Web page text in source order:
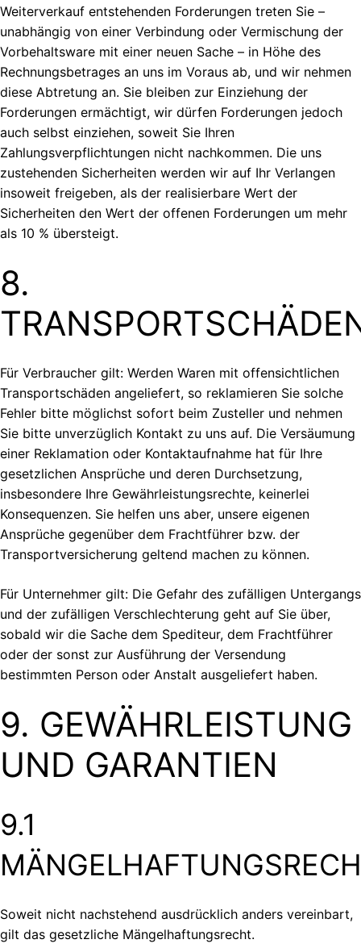
Weiterverkauf entstehenden Forderungen treten Sie –
unabhängig von einer Verbindung oder Vermischung der
Vorbehaltsware mit einer neuen Sache – in Höhe des
Rechnungsbetrages an uns im Voraus ab, und wir nehmen
diese Abtretung an. Sie bleiben zur Einziehung der
Forderungen ermächtigt, wir dürfen Forderungen jedoch
auch selbst einziehen, soweit Sie Ihren
Zahlungsverpflichtungen nicht nachkommen. Die uns
zustehenden Sicherheiten werden wir auf Ihr Verlangen
insoweit freigeben, als der realisierbare Wert der
Sicherheiten den Wert der offenen Forderungen um mehr
als 10 % übersteigt.
8.
Für Verbraucher gilt: Werden Waren mit offensichtlichen
Transportschäden angeliefert, so reklamieren Sie solche
Fehler bitte möglichst sofort beim Zusteller und nehmen
Sie bitte unverzüglich Kontakt zu uns auf. Die Versäumung
einer Reklamation oder Kontaktaufnahme hat für Ihre
gesetzlichen Ansprüche und deren Durchsetzung,
insbesondere Ihre Gewährleistungsrechte, keinerlei
Konsequenzen. Sie helfen uns aber, unsere eigenen
Ansprüche gegenüber dem Frachtführer bzw. der
Transportversicherung geltend machen zu können.
Für Unternehmer gilt: Die Gefahr des zufälligen Untergangs
und der zufälligen Verschlechterung geht auf Sie über,
sobald wir die Sache dem Spediteur, dem Frachtführer
oder der sonst zur Ausführung der Versendung
bestimmten Person oder Anstalt ausgeliefert haben.
9. GEWÄHRLEISTUNG
UND GARANTIEN
9.1
Soweit nicht nachstehend ausdrücklich anders vereinbart,
gilt das gesetzliche Mängelhaftungsrecht.